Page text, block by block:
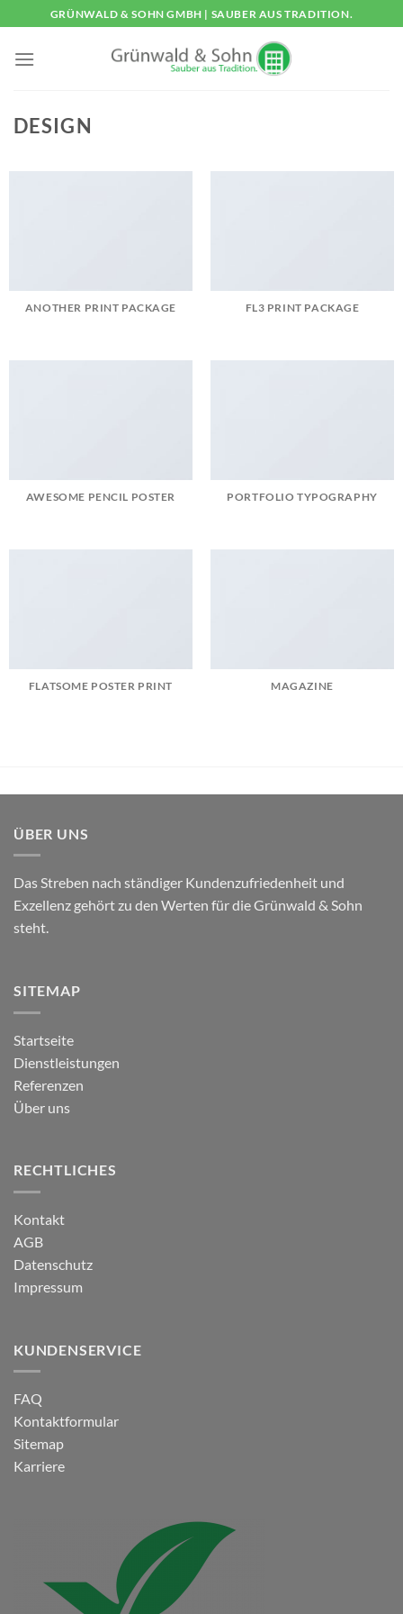
Inhalt
springen
GRÜNWALD & SOHN GMBH | SAUBER AUS TRADITION.
DESIGN
ANOTHER PRINT PACKAGE FL3 PRINT PACKAGE
AWESOME PENCIL POSTER PORTFOLIO TYPOGRAPHY
FLATSOME POSTER PRINT MAGAZINE
ÜBER UNS
Das Streben nach ständiger Kundenzufriedenheit und
Exzellenz gehört zu den Werten für die Grünwald & Sohn
steht.
SITEMAP
Startseite
Dienstleistungen
Referenzen
Über uns
RECHTLICHES
Kontakt
AGB
Datenschutz
Impressum
KUNDENSERVICE
FAQ
Kontaktformular
Sitemap
Karriere